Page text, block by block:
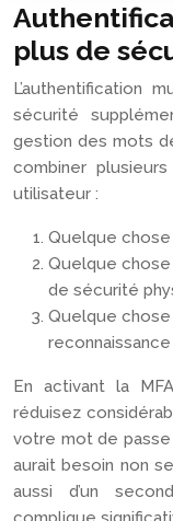
plus de
L’authentification
sécurité
gestion des mots
combiner
utilisateur :
Quelque
Quelque
de sécurité
Quelque
En activant la
réduisez
votre mot de
aurait besoin non
aussi d’un